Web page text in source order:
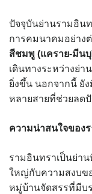
ปัจจุบันย่านรามอิน
การคมนาคมอย่างต่
สีชมพู (แคราย-มีน
เดินทางระหว่างย่
ยิ่งขึ้น นอกจากนี้ ยั
หลายสายที่ช่วยลด
ความน่าสนใจของ
รามอินทราเป็นย่า
ใหญ่กับความสงบข
หมู่บ้านจัดสรรที่มีบ